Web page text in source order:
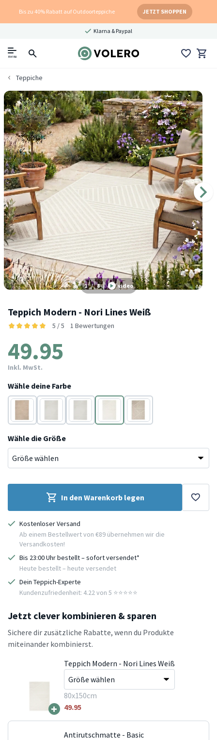
Bis zu 40% Rabatt auf Outdoorteppiche JETZT SHOPPEN
Klarna & Paypal
menu
Teppiche
1 / 8 video
Teppich Modern - Nori Lines Weiß
5 / 5 1 Bewertungen
49.95
Inkl. MwSt.
Wähle deine Farbe
Taupe Weiß Taupe Weiß
Taupe
Wähle die Größe
In den Warenkorb legen
Kostenloser Versand
Ab einem Bestellwert von €89 übernehmen wir die
Versandkosten!
Bis 23:00 Uhr bestellt – sofort versendet*
Heute bestellt – heute versendet
Dein Teppich-Experte
Kundenzufriedenheit: 4.22 von 5 ⭐️⭐️⭐️⭐️⭐️
Jetzt clever kombinieren & sparen
Sichere dir zusätzliche Rabatte, wenn du Produkte
miteinander kombinierst.
+
Teppich Modern - Nori Lines Weiß
80x150cm
49.95
Antirutschmatte - Basic